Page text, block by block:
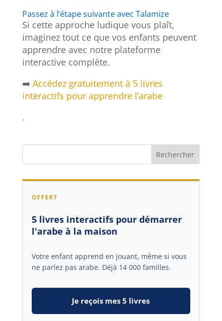
Passez à l’étape suivante avec Talamize
Si cette approche ludique vous plaît,
imaginez tout ce que vos enfants peuvent
apprendre avec notre plateforme
interactive complète.
➡️ Accédez gratuitement à 5 livres
interactifs pour apprendre l’arabe
.
OFFERT
5 livres interactifs pour démarrer
l'arabe à la maison
Votre enfant apprend en jouant, même si vous
ne parlez pas arabe. Déjà 14 000 familles.
Je reçois mes 5 livres